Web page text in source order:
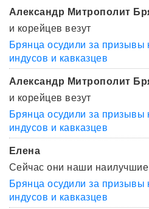
Александр Митрополит
и корейцев везут
Брянца осудили за
индусов и кавказцев
Александр Митрополит
и корейцев везут
Брянца осудили за
индусов и кавказцев
Елена
Сейчас они наши наилучшие
Брянца осудили за
индусов и кавказцев